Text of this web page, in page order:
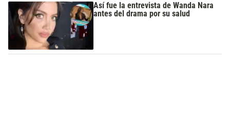
Así fue la entrevista de Wanda Nara
antes del drama por su salud